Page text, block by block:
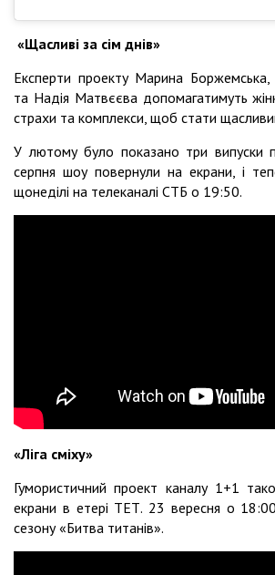
«Щасливі за сім днів»
Експерти проекту Марина
та Надія Матвєєва допомагатимуть
страхи та комплекси, щоб стати
У лютому було показано три випуски
серпня шоу повернули на екрани, і
щонеділі на телеканалі СТБ о 19:50.
«Ліга сміху»
Гумористичний проект каналу 1+1
екрани в етері ТЕТ. 23 вересня о
сезону «Битва титанів».